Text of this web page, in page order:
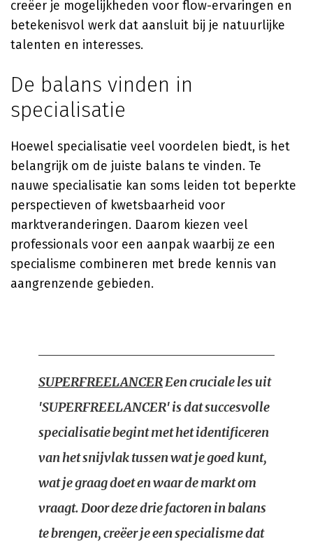
creëer je mogelijkheden voor flow-ervaringen en
betekenisvol werk dat aansluit bij je natuurlijke
talenten en interesses.
De balans vinden in
specialisatie
Hoewel specialisatie veel voordelen biedt, is het
belangrijk om de juiste balans te vinden. Te
nauwe specialisatie kan soms leiden tot beperkte
perspectieven of kwetsbaarheid voor
marktveranderingen. Daarom kiezen veel
professionals voor een aanpak waarbij ze een
specialisme combineren met brede kennis van
aangrenzende gebieden.
SUPERFREELANCEREen cruciale les uit
'SUPERFREELANCER' is dat succesvolle
specialisatie begint met het identificeren
van het snijvlak tussen wat je goed kunt,
wat je graag doet en waar de markt om
vraagt. Door deze drie factoren in balans
te brengen, creëer je een specialisme dat